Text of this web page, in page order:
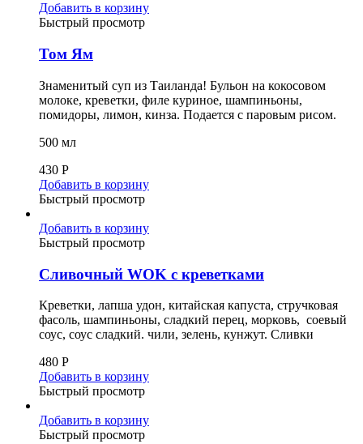
Добавить в корзину
Быстрый просмотр
Том Ям
Знаменитый суп из Таиланда! Бульон на кокосовом
молоке, креветки, филе куриное, шампиньоны,
помидоры, лимон, кинза. Подается с паровым рисом.
500 мл
430 Р
Добавить в корзину
Быстрый просмотр
Добавить в корзину
Быстрый просмотр
Сливочный WOK с креветками
Креветки, лапша удон, китайская капуста, стручковая
фасоль, шампиньоны, сладкий перец, морковь, соевый
соус, соус сладкий. чили, зелень, кунжут. Сливки
480 Р
Добавить в корзину
Быстрый просмотр
Добавить в корзину
Быстрый просмотр